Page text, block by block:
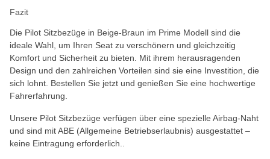
Fazit
Die Pilot Sitzbezüge in Beige-Braun im Prime Modell sind die
ideale Wahl, um Ihren Seat zu verschönern und gleichzeitig
Komfort und Sicherheit zu bieten. Mit ihrem herausragenden
Design und den zahlreichen Vorteilen sind sie eine Investition, die
sich lohnt. Bestellen Sie jetzt und genießen Sie eine hochwertige
Fahrerfahrung.
Unsere Pilot Sitzbezüge verfügen über eine spezielle Airbag-Naht
und sind mit ABE (Allgemeine Betriebserlaubnis) ausgestattet –
keine Eintragung erforderlich..